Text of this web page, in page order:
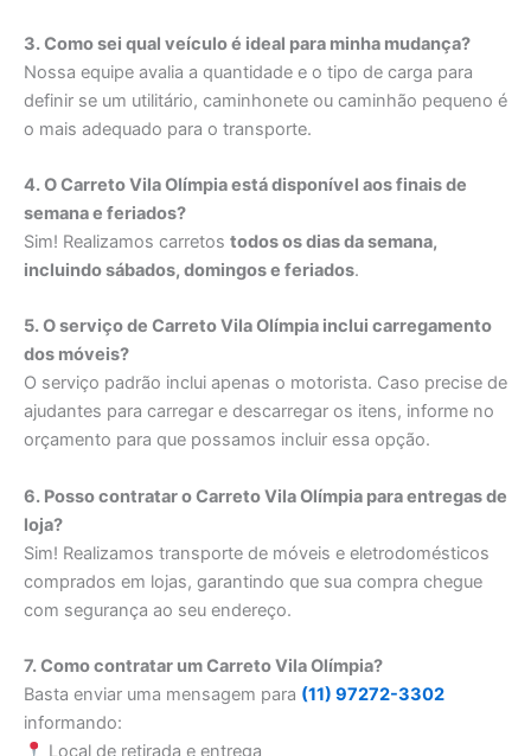
3. Como sei qual veículo é ideal para minha mudança?
Nossa equipe avalia a quantidade e o tipo de carga para
definir se um utilitário, caminhonete ou caminhão pequeno é
o mais adequado para o transporte.
4. O Carreto Vila Olímpia está disponível aos finais de
semana e feriados?
Sim! Realizamos carretos todos os dias da semana,
incluindo sábados, domingos e feriados.
5. O serviço de Carreto Vila Olímpia inclui carregamento
dos móveis?
O serviço padrão inclui apenas o motorista. Caso precise de
ajudantes para carregar e descarregar os itens, informe no
orçamento para que possamos incluir essa opção.
6. Posso contratar o Carreto Vila Olímpia para entregas de
loja?
Sim! Realizamos transporte de móveis e eletrodomésticos
comprados em lojas, garantindo que sua compra chegue
com segurança ao seu endereço.
7. Como contratar um Carreto Vila Olímpia?
Basta enviar uma mensagem para (11) 97272-3302
informando:
Local de retirada e entrega